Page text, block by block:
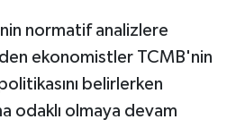
normatif analizlere
ekonomistler TCMB'nin
belirlerken
odaklı olmaya devam